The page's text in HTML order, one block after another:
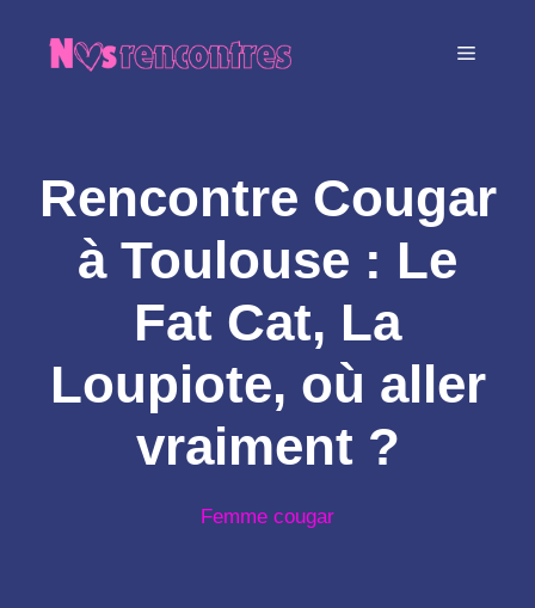
contenu
MENU
Rencontre Cougar
à Toulouse : Le
Fat Cat, La
Loupiote, où aller
vraiment ?
Femme cougar